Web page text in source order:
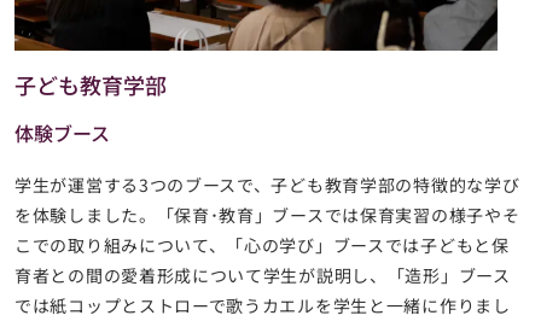
子ども教育学部
体験ブース
学生が運営する3つのブースで、子ども教育学部の特徴的な学び
を体験しました。「保育･教育」ブースでは保育実習の様子やそ
こでの取り組みについて、「心の学び」ブースでは子どもと保
育者との間の愛着形成について学生が説明し、「造形」ブース
では紙コップとストローで歌うカエルを学生と一緒に作りまし